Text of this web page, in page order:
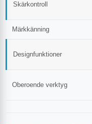
Skärkontroll
Märkkänning
Designfunktioner
Oberoende verktyg